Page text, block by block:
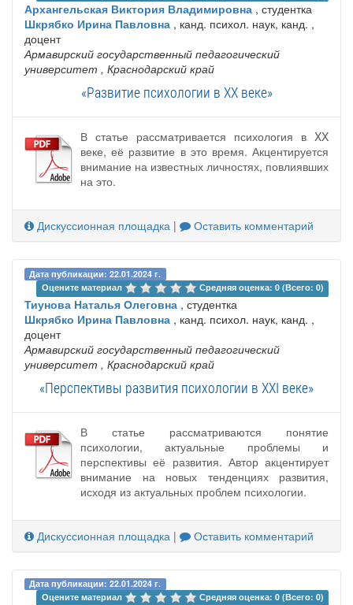
Архангельская Виктория Владимировна , студентка
Шкрябко Ирина Павловна , канд. психол. наук, канд. ,
доцент
Армавирский государственный педагогический
университет , Краснодарский край
«Развитие психологии в XX веке»
В статье рассматривается психология в XX
веке, её развитие в это время. Акцентируется
внимание на известных личностях, повлиявших
на это.
Дискуссионная площадка | Оставить комментарий
Дата публикации: 22.01.2024 г.
Оцените материал
Средняя оценка: 0 (Всего: 0)
Тиунова Наталья Олеговна , студентка
Шкрябко Ирина Павловна , канд. психол. наук, канд. ,
доцент
Армавирский государственный педагогический
университет , Краснодарский край
«Перспективы развития психологии в XXI веке»
В статье рассматриваются понятие
психологии, актуальные проблемы и
перспективы её развития. Автор акцентирует
внимание на новых тенденциях развития,
исходя из актуальных проблем психологии.
Дискуссионная площадка | Оставить комментарий
Дата публикации: 22.01.2024 г.
Оцените материал
Средняя оценка: 0 (Всего: 0)